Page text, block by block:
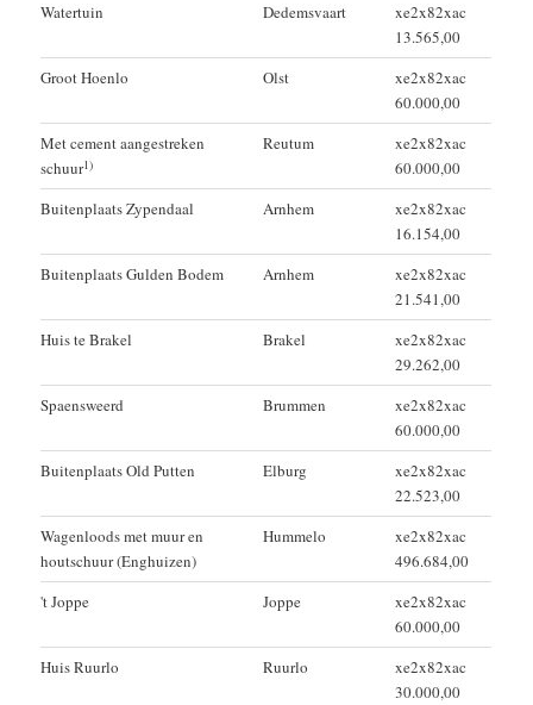
Watertuin
Dedemsvaart
xe2x82xac
13.565,00
Groot Hoenlo
Olst
xe2x82xac
60.000,00
Met cement aangestreken
schuur1)
Reutum
xe2x82xac
60.000,00
Buitenplaats Zypendaal
Arnhem
xe2x82xac
16.154,00
Buitenplaats Gulden Bodem
Arnhem
xe2x82xac
21.541,00
Huis te Brakel
Brakel
xe2x82xac
29.262,00
Spaensweerd
Brummen
xe2x82xac
60.000,00
Buitenplaats Old Putten
Elburg
xe2x82xac
22.523,00
Wagenloods met muur en
houtschuur (Enghuizen)
Hummelo
xe2x82xac
496.684,00
't Joppe
Joppe
xe2x82xac
60.000,00
Huis Ruurlo
Ruurlo
xe2x82xac
30.000,00